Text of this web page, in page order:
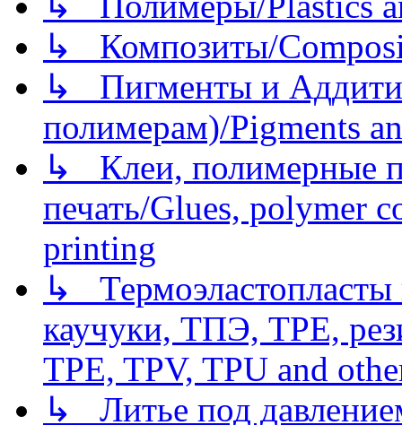
↳ Композиты/
↳ Пигменты и
полимерам)/Pigments
↳ Клеи, полимерные
печать/Glues, polymer
printing
↳
каучуки, ТПЭ, TPE,
TPE, TPV, TPU and
↳ Литье под